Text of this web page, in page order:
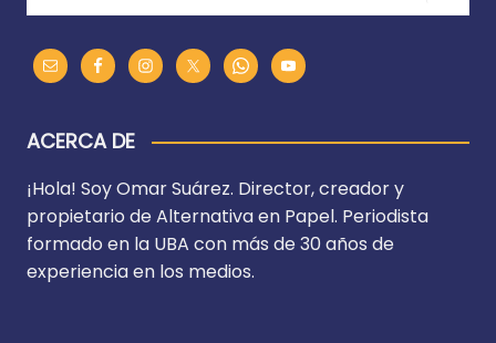
ACERCA DE
¡Hola! Soy Omar Suárez. Director, creador y
propietario de Alternativa en Papel. Periodista
formado en la UBA con más de 30 años de
experiencia en los medios.